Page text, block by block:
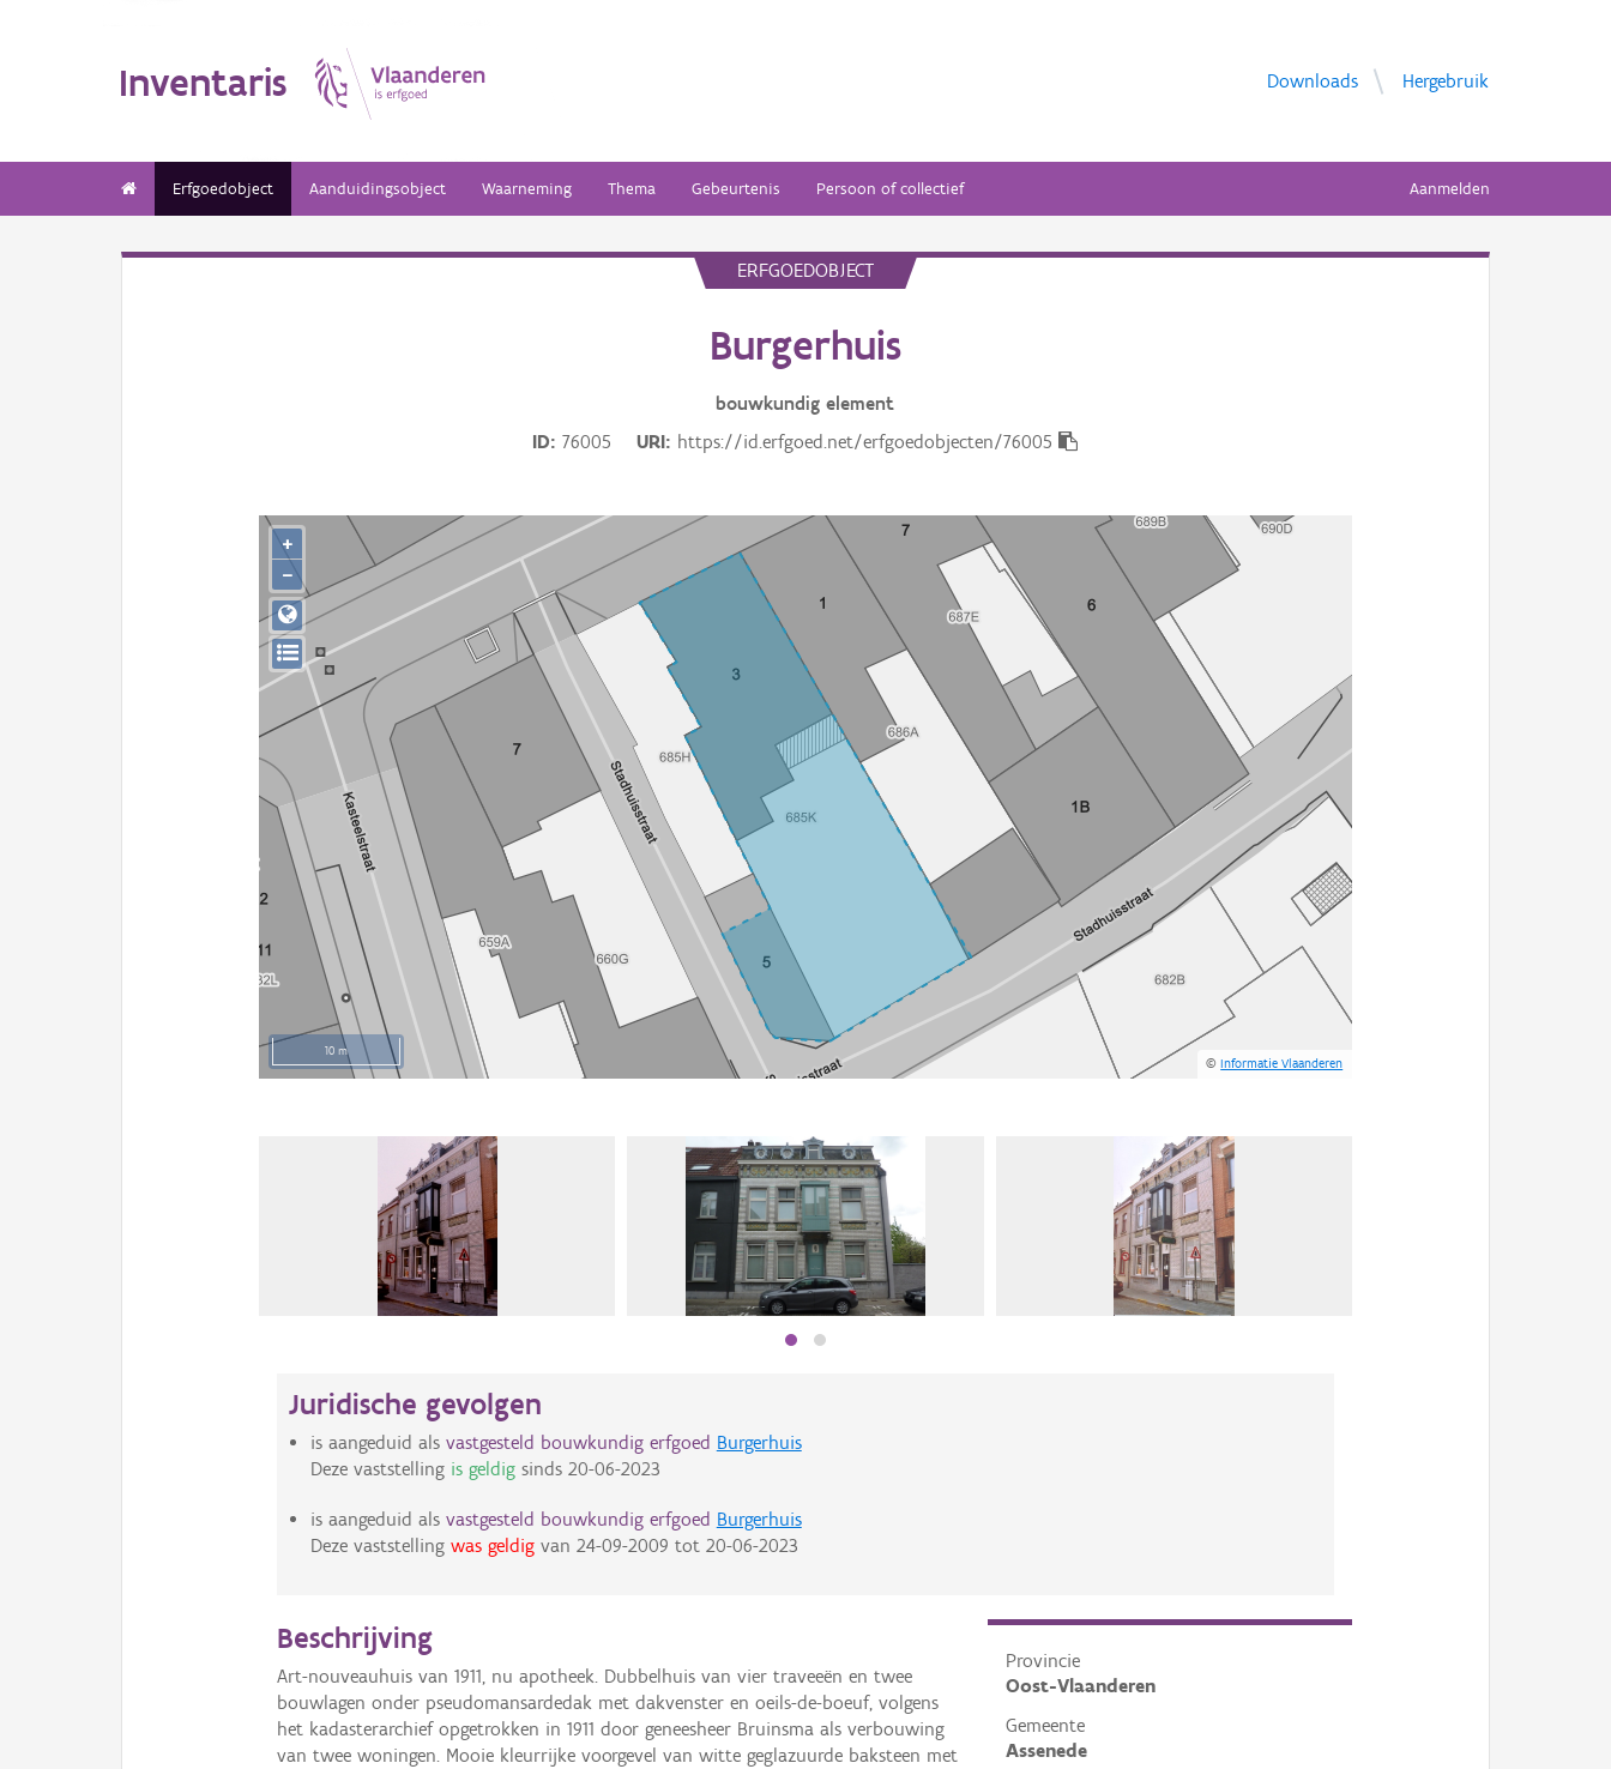
Inventaris Downloads Hergebruik
Erfgoedobject Aanduidingsobject Waarneming Thema Gebeurtenis Persoon of collectief Aanmelden
ERFGOEDOBJECT
Burgerhuis
bouwkundig element
ID
76005 URI https://id.erfgoed.net/erfgoedobjecten/76005
10 m
©Informatie Vlaanderen
+
−
Juridische gevolgen
is aangeduid als vastgesteld bouwkundig erfgoed Burgerhuis
Deze vaststelling is geldigsinds 20-06-2023
is aangeduid als vastgesteld bouwkundig erfgoed Burgerhuis
Deze vaststelling was geldigvan 24-09-2009 tot 20-06-2023
Provincie
Oost-Vlaanderen
Gemeente
Assenede
Beschrijving
Art-nouveauhuis van 1911, nu apotheek. Dubbelhuis van vier traveeën en twee
bouwlagen onder pseudomansardedak met dakvenster en oeils-de-boeuf, volgens
het kadasterarchief opgetrokken in 1911 door geneesheer Bruinsma als verbouwing
van twee woningen. Mooie kleurrijke voorgevel van witte geglazuurde baksteen met